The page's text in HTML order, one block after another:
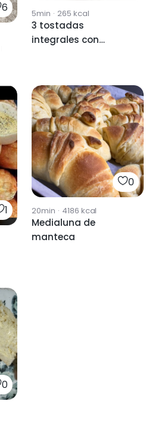
6 5min · 265 kcal
3 tostadas
integrales con
1
0
20min · 4186 kcal
Medialuna de
manteca
0